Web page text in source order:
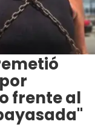
frente al